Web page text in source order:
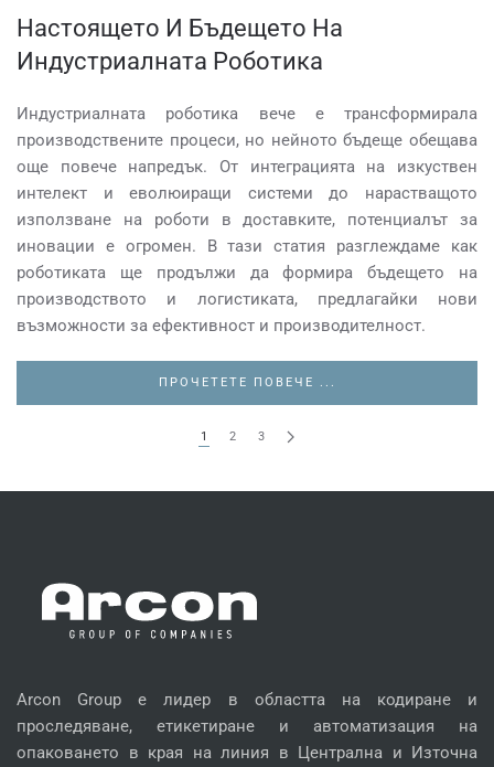
Настоящето И Бъдещето На
Индустриалната Роботика
Индустриалната роботика вече е трансформирала
производствените процеси, но нейното бъдеще обещава
още повече напредък. От интеграцията на изкуствен
интелект и еволюиращи системи до нарастващото
използване на роботи в доставките, потенциалът за
иновации е огромен. В тази статия разглеждаме как
роботиката ще продължи да формира бъдещето на
производството и логистиката, предлагайки нови
възможности за ефективност и производителност.
ПРОЧЕТЕТЕ ПОВЕЧЕ ...
1 2 3
Arcon Group е лидер в областта на кодиране и
проследяване, етикетиране и автоматизация на
опаковането в края на линия в Централна и Източна